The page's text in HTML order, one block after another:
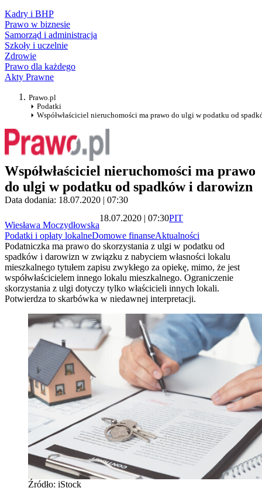
Kadry i BHP
Prawo w biznesie
Samorząd i administracja
Szkoły i uczelnie
Zdrowie
Prawo dla każdego
Akty Prawne
Prawo.pl
Podatki
Współwłaściciel nieruchomości ma prawo do ulgi w podatku od
Współwłaściciel nieruchomości ma prawo
do ulgi w podatku od spadków i darowizn
Data dodania: 18.07.2020 | 07:30
Wiesława Moczydłowska
18.07.2020 | 07:30PIT
Podatki i opłaty lokalneDomowe finanseAktualności
Podatniczka ma prawo do skorzystania z ulgi w podatku od
spadków i darowizn w związku z nabyciem własności lokalu
mieszkalnego tytułem zapisu zwykłego za opiekę, mimo, że jest
współwłaścicielem innego lokalu mieszkalnego. Ograniczenie
skorzystania z ulgi dotyczy tylko właścicieli innych lokali.
Potwierdza to skarbówka w niedawnej interpretacji.
Źródło: iStock